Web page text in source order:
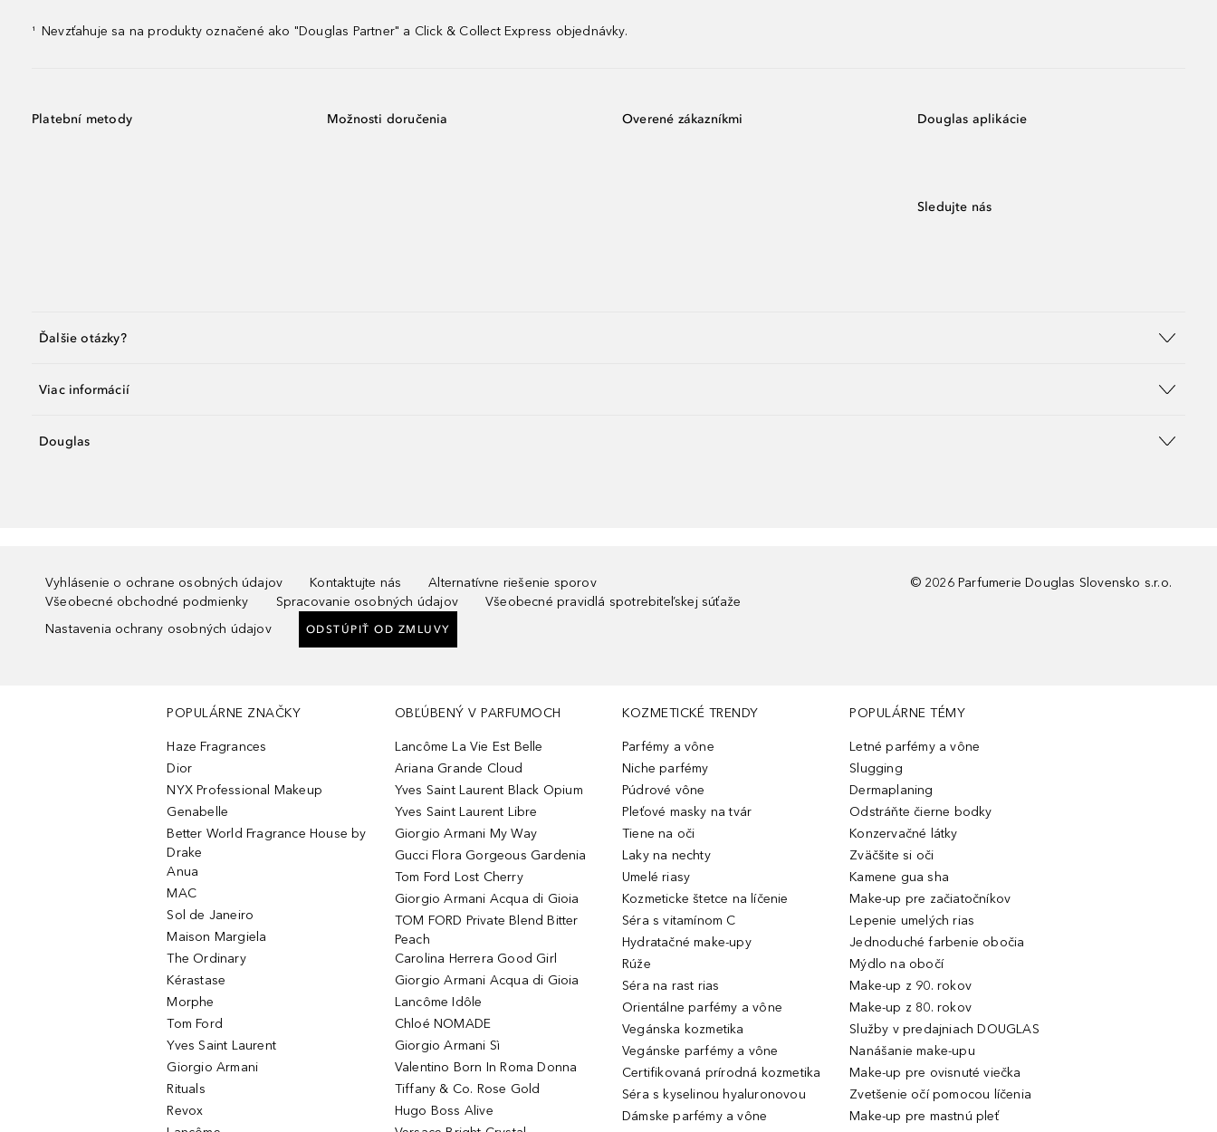
¹ Nevzťahuje sa na produkty označené ako "Douglas Partner" a Click & Collect Express objednávky.
Platební metody Možnosti doručenia Overené zákazníkmi Douglas aplikácie
Sledujte nás
Ďalšie otázky?
Viac informácií
Douglas
Vyhlásenie o ochrane osobných údajov Kontaktujte nás
Alternatívne riešenie sporov
Všeobecné obchodné podmienky
Spracovanie osobných údajov
Všeobecné pravidlá spotrebiteľskej súťaže
Nastavenia ochrany osobných údajov
ODSTÚPIŤ OD ZMLUVY
© 2026 Parfumerie Douglas Slovensko s.r.o.
POPULÁRNE ZNAČKY
Haze Fragrances
Dior
NYX Professional Makeup
Genabelle
Better World Fragrance House by
Drake
Anua
MAC
Sol de Janeiro
Maison Margiela
The Ordinary
Kérastase
Morphe
Tom Ford
Yves Saint Laurent
Giorgio Armani
Rituals
Revox
OBĽÚBENÝ V PARFUMOCH
Lancôme La Vie Est Belle
Ariana Grande Cloud
Yves Saint Laurent Black Opium
Yves Saint Laurent Libre
Giorgio Armani My Way
Gucci Flora Gorgeous Gardenia
Tom Ford Lost Cherry
Giorgio Armani Acqua di Gioia
TOM FORD Private Blend Bitter
Peach
Carolina Herrera Good Girl
Giorgio Armani Acqua di Gioia
Lancôme Idôle
Chloé NOMADE
Giorgio Armani Sì
Valentino Born In Roma Donna
Tiffany & Co. Rose Gold
Hugo Boss Alive
KOZMETICKÉ TRENDY
Parfémy a vône
Niche parfémy
Púdrové vône
Pleťové masky na tvár
Tiene na oči
Laky na nechty
Umelé riasy
Kozmeticke štetce na líčenie
Séra s vitamínom C
Hydratačné make-upy
Rúže
Séra na rast rias
Orientálne parfémy a vône
Vegánska kozmetika
Vegánske parfémy a vône
Certifikovaná prírodná kozmetika
Séra s kyselinou hyaluronovou
Dámske parfémy a vône
POPULÁRNE TÉMY
Letné parfémy a vône
Slugging
Dermaplaning
Odstráňte čierne bodky
Konzervačné látky
Zväčšite si oči
Kamene gua sha
Make-up pre začiatočníkov
Lepenie umelých rias
Jednoduché farbenie obočia
Mýdlo na obočí
Make-up z 90. rokov
Make-up z 80. rokov
Služby v predajniach DOUGLAS
Nanášanie make-upu
Make-up pre ovisnuté viečka
Zvetšenie očí pomocou líčenia
Make-up pre mastnú pleť